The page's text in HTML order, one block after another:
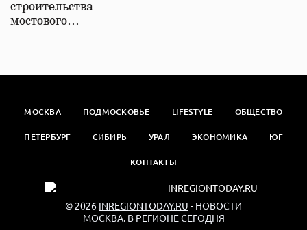
строительства
мостового…
МОСКВА ПОДМОСКОВЬЕ LIFESTYLE ОБЩЕСТВО
ПЕТЕРБУРГ СИБИРЬ УРАЛ ЭКОНОМИКА ЮГ
КОНТАКТЫ
© 2026 INREGIONTODAY.RU - НОВОСТИ
МОСКВА. В РЕГИОНЕ СЕГОДНЯ